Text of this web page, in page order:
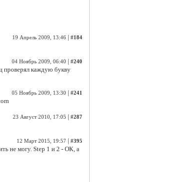
19 Апрель 2009, 13:46 #184
04 Ноябрь 2009, 06:40 #240
проверял каждую букву
05 Ноябрь 2009, 13:30 #241
23 Август 2010, 17:05 #287
12 Март 2015, 19:57 #395
не могу. Step 1 и 2 - ОК, а